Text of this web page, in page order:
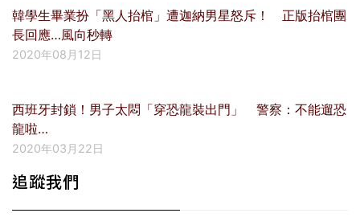
韓學生畢業扮「黑人抬棺」遭迦納男星怒斥！ 正版抬棺團
長回應…風向秒轉
2020年08月12日
西班牙封鎖！男子太悶「穿恐龍裝出門」 警察：不能遛恐
龍啦…
2020年03月22日
追蹤我們